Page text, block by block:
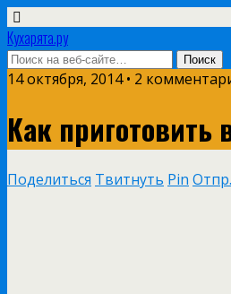
Кухарята.ру
14 октября, 2014 • 2
Как приготовить
Поделиться Твитнуть Pin